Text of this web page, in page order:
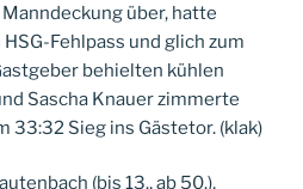
über, hatte
Fehlpass und glich zum
behielten kühlen
Sascha Knauer zimmerte
33:32 Sieg ins Gästetor. (klak)
(bis 13., ab 50.),